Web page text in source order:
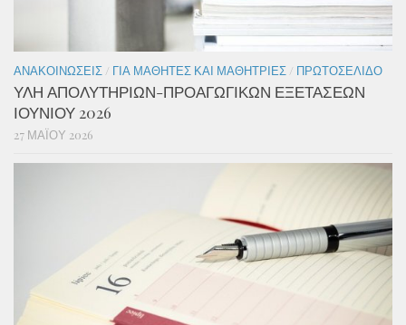
ΑΝΑΚΟΙΝΏΣΕΙΣ / ΓΙΑ ΜΑΘΗΤΈΣ ΚΑΙ ΜΑΘΉΤΡΙΕΣ / ΠΡΩΤΟΣΈΛΙΔΟ
ΥΛΗ ΑΠΟΛΥΤΗΡΙΩΝ-ΠΡΟΑΓΩΓΙΚΩΝ ΕΞΕΤΑΣΕΩΝ
ΙΟΥΝΙΟΥ 2026
27 ΜΑΪ́ΟΥ 2026